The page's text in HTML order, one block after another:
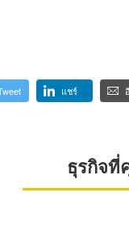
แชร์
ธุรกิจที่